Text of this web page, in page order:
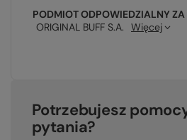
PODMIOT ODPOWIEDZIALNY ZA
ORIGINAL BUFF S.A.
Więcej
Potrzebujesz
pytania?